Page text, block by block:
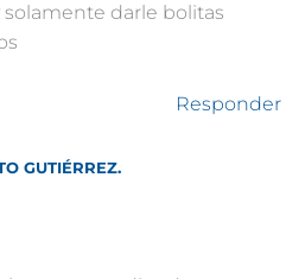
darle bolitas
Responder
GUTIÉRREZ.